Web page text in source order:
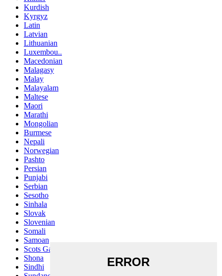
Kurdish
Kyrgyz
Latin
Latvian
Lithuanian
Luxembou..
Macedonian
Malagasy
Malay
Malayalam
Maltese
Maori
Marathi
Mongolian
Burmese
Nepali
Norwegian
Pashto
Persian
Punjabi
Serbian
Sesotho
Sinhala
Slovak
Slovenian
Somali
Samoan
Scots Gaelic
Shona
Sindhi